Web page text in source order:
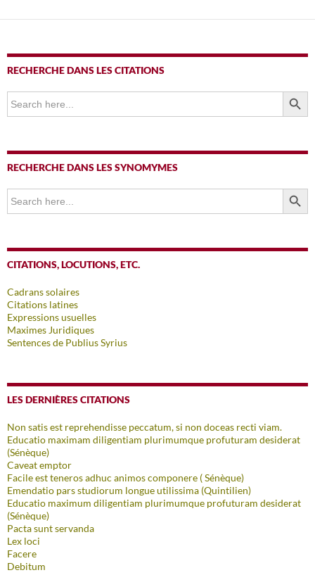
RECHERCHE DANS LES CITATIONS
Search
for:
SEARCH
RECHERCHE DANS LES SYNOMYMES
Search
for:
SEARCH
CITATIONS, LOCUTIONS, ETC.
Cadrans solaires
Citations latines
Expressions usuelles
Maximes Juridiques
Sentences de Publius Syrius
LES DERNIÈRES CITATIONS
Non satis est reprehendisse peccatum, si non doceas recti viam.
Educatio maximam diligentiam plurimumque profuturam desiderat
(Sénèque)
Caveat emptor
Facile est teneros adhuc animos componere ( Sénèque)
Emendatio pars studiorum longue utilissima (Quintilien)
Educatio maximum diligentiam plurimumque profuturam desiderat
(Sénèque)
Pacta sunt servanda
Lex loci
Facere
Debitum